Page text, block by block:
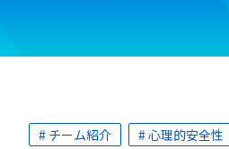
# チーム紹介 # 心理的安全性